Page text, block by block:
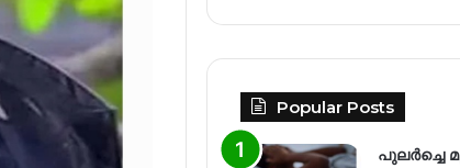
Popular Posts
പുലർച്ചെ